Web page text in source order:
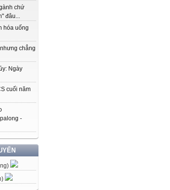
chứ
đâu...
hóa uống
chẳng
Ngày
cuối năm
-